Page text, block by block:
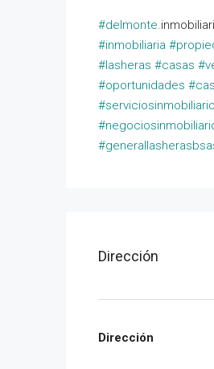
#delmonte
#inmobiliaria
#lasheras #casas
#oportunidades
Dirección
Dirección